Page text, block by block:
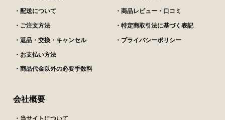
・配送について
・ご注文方法
・返品・交換・キャンセル
・お支払い方法
・商品代金以外の必要手数料
・商品レビュー・口コミ
・特定商取引法に基づく表記
・プライバシーポリシー
会社概要
・当サイトについて